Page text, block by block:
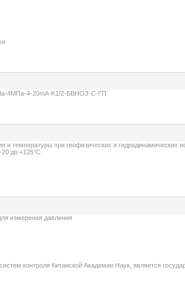
4МПа-4-20mA-K1/2-БВНОЗ-С-ГП
температуры при геофизических и
до +125°С.
измерения давления
контроля Китаиской Академии Наук, является